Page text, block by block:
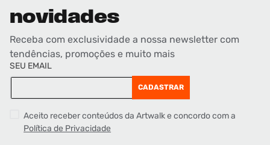
novidades
Receba com exclusividade a nossa newsletter com
tendências, promoções e muito mais
SEU EMAIL
CADASTRAR
Aceito receber conteúdos da Artwalk e concordo com a
Política de Privacidade